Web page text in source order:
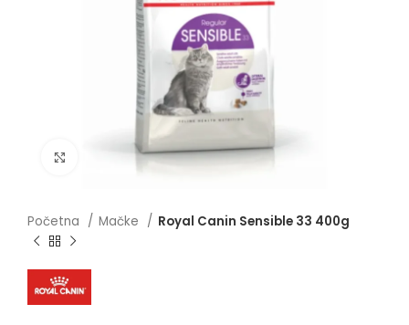
Click to enlarge
Početna Mačke Royal Canin Sensible 33 400g